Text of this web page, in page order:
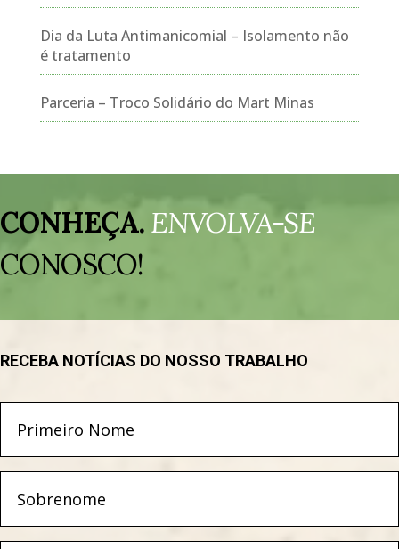
Dia da Luta Antimanicomial – Isolamento não
é tratamento
Parceria – Troco Solidário do Mart Minas
de
vídeo
CONHEÇA.ENVOLVA-SE
CONOSCO!
RECEBA NOTÍCIAS DO NOSSO TRABALHO